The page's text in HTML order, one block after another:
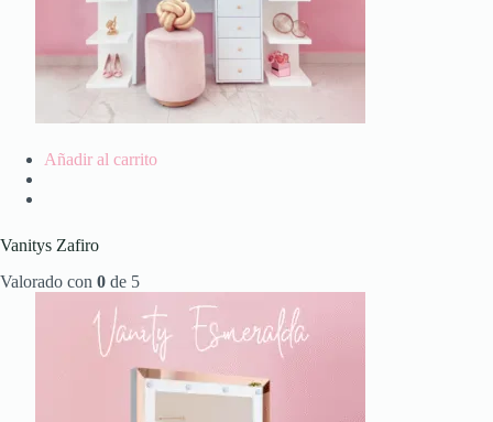
Añadir al carrito
Vanitys Zafiro
Valorado con 0 de 5